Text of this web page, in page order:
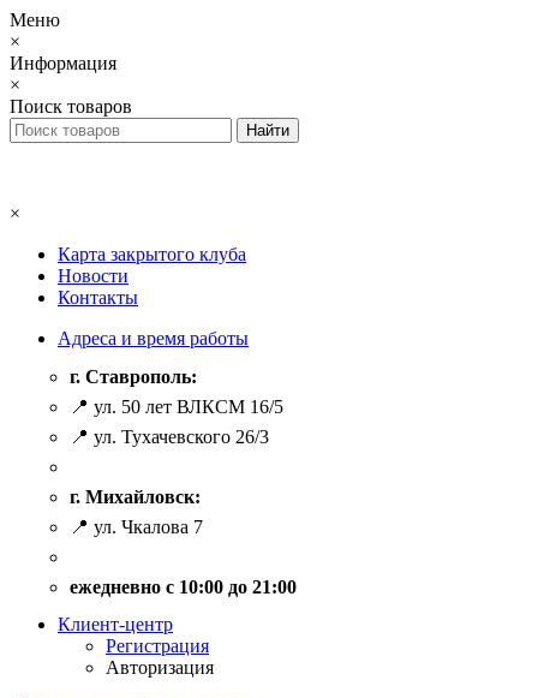
Меню
×
Информация
×
Поиск товаров
×
Карта закрытого клуба
Новости
Контакты
Адреса и время работы
г. Ставрополь:
📍 ул. 50 лет ВЛКСМ 16/5
📍 ул. Тухачевского 26/3
г. Михайловск:
📍 ул. Чкалова 7
ежедневно с 10:00 до 21:00
Клиент-центр
Регистрация
Авторизация